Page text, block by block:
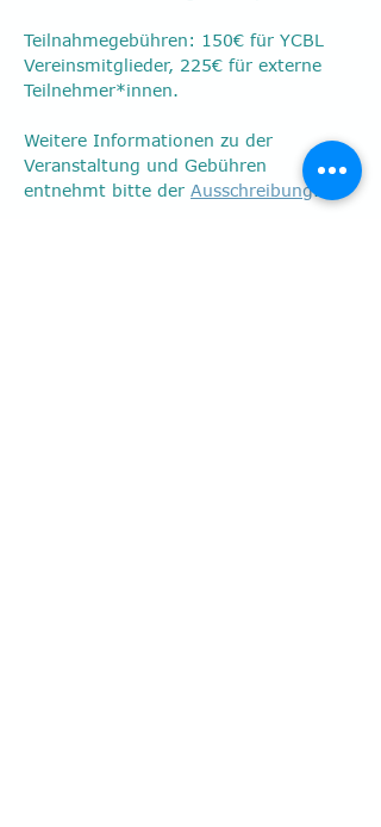
Teilnahmegebühren: 150€ für YCBL
Vereinsmitglieder, 225€ für externe
Teilnehmer*innen.
Weitere Informationen zu der
Veranstaltung und Gebühren
entnehmt bitte der Ausschreibung.